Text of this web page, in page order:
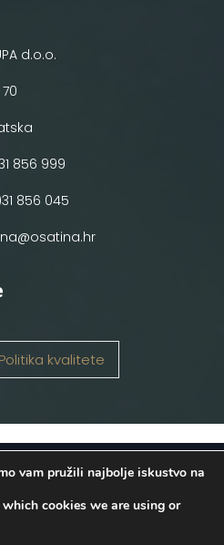
d.o.o.
856 999
856 045
Politika kvalitete
2026
. Configured
Sva prava pridržana.
vam pružili najbolje iskustvo na
cookies we are using or